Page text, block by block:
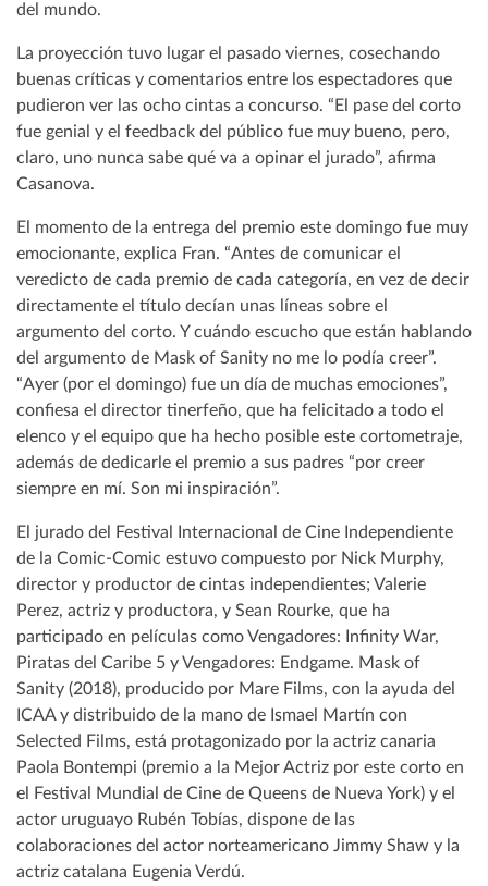
del mundo.
La proyección tuvo lugar el pasado viernes, cosechando
buenas críticas y comentarios entre los espectadores que
pudieron ver las ocho cintas a concurso. “El pase del corto
fue genial y el feedback del público fue muy bueno, pero,
claro, uno nunca sabe qué va a opinar el jurado”, afirma
Casanova.
El momento de la entrega del premio este domingo fue muy
emocionante, explica Fran. “Antes de comunicar el
veredicto de cada premio de cada categoría, en vez de decir
directamente el título decían unas líneas sobre el
argumento del corto. Y cuándo escucho que están hablando
del argumento de Mask of Sanity no me lo podía creer”.
“Ayer (por el domingo) fue un día de muchas emociones”,
confiesa el director tinerfeño, que ha felicitado a todo el
elenco y el equipo que ha hecho posible este cortometraje,
además de dedicarle el premio a sus padres “por creer
siempre en mí. Son mi inspiración”.
El jurado del Festival Internacional de Cine Independiente
de la Comic-Comic estuvo compuesto por Nick Murphy,
director y productor de cintas independientes; Valerie
Perez, actriz y productora, y Sean Rourke, que ha
participado en películas como Vengadores: Infinity War,
Piratas del Caribe 5 y Vengadores: Endgame. Mask of
Sanity (2018), producido por Mare Films, con la ayuda del
ICAA y distribuido de la mano de Ismael Martín con
Selected Films, está protagonizado por la actriz canaria
Paola Bontempi (premio a la Mejor Actriz por este corto en
el Festival Mundial de Cine de Queens de Nueva York) y el
actor uruguayo Rubén Tobías, dispone de las
colaboraciones del actor norteamericano Jimmy Shaw y la
actriz catalana Eugenia Verdú.